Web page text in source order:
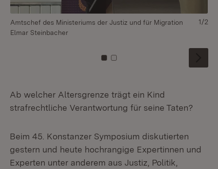
Amtschef des Ministeriums der Justiz und für Migration
Elmar Steinbacher
Zu Kachel: 0
Zu Kachel: 1
1/2
Ab welcher Altersgrenze trägt ein Kind
strafrechtliche Verantwortung für seine Taten?
Beim 45. Konstanzer Symposium diskutierten
gestern und heute hochrangige Expertinnen und
Experten unter anderem aus Justiz, Politik,